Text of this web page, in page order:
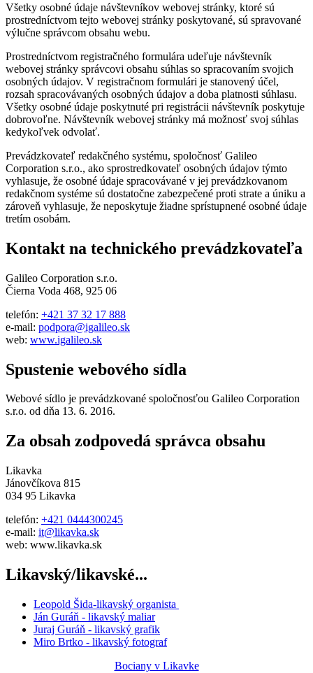
Všetky osobné údaje návštevníkov webovej stránky, ktoré sú
prostredníctvom tejto webovej stránky poskytované, sú spravované
výlučne správcom obsahu webu.
Prostredníctvom registračného formulára udeľuje návštevník
webovej stránky správcovi obsahu súhlas so spracovaním svojich
osobných údajov. V registračnom formulári je stanovený účel,
rozsah spracovávaných osobných údajov a doba platnosti súhlasu.
Všetky osobné údaje poskytnuté pri registrácii návštevník poskytuje
dobrovoľne. Návštevník webovej stránky má možnosť svoj súhlas
kedykoľvek odvolať.
Prevádzkovateľ redakčného systému, spoločnosť Galileo
Corporation s.r.o., ako sprostredkovateľ osobných údajov týmto
vyhlasuje, že osobné údaje spracovávané v jej prevádzkovanom
redakčnom systéme sú dostatočne zabezpečené proti strate a úniku a
zároveň vyhlasuje, že neposkytuje žiadne sprístupnené osobné údaje
tretím osobám.
Kontakt na technického prevádzkovateľa
Galileo Corporation s.r.o.
Čierna Voda 468, 925 06
telefón: +421 37 32 17 888
e-mail: podpora@igalileo.sk
web: www.igalileo.sk
Spustenie webového sídla
Webové sídlo je prevádzkované spoločnosťou Galileo Corporation
s.r.o. od dňa 13. 6. 2016.
Za obsah zodpovedá správca obsahu
Likavka
Jánovčíkova 815
034 95 Likavka
telefón: +421 0444300245
e-mail: it@likavka.sk
web: www.likavka.sk
Likavský/likavské...
Leopold Šida-likavský organista
Ján Guráň - likavský maliar
Juraj Guráň - likavský grafik
Miro Brtko - likavský fotograf
Bociany v Likavke